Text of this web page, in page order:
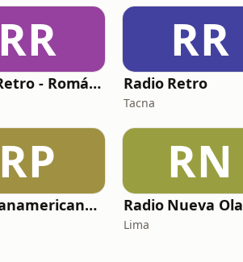
RR
Radio Retro - Romántica
RR
Radio Retro
Tacna
RP
Ruta Panamericana 80´s
RN
Radio Nueva Ola
Lima